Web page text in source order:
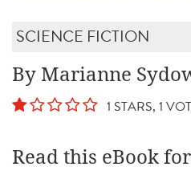
SCIENCE FICTION
By Marianne
1 STARS, 1
Read this eBook